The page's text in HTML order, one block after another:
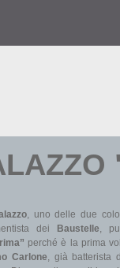
, uno delle due
dei
Baustelle,
perché è la prima
Carlone, già batterista